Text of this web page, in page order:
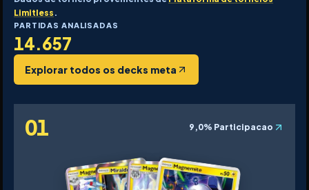
Limitless .
PARTIDAS ANALISADAS
14.657
Explorar todos os decks meta
01 9,0% Participacao